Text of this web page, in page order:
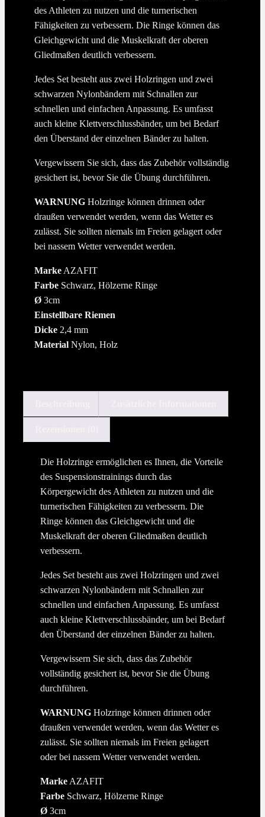
des Athleten zu nutzen und die turnerischen
Fähigkeiten zu verbessern. Die Ringe können das
Gleichgewicht und die Muskelkraft der oberen
Gliedmaßen deutlich verbessern.
Jedes Set besteht aus zwei Holzringen und zwei
schwarzen Nylonbändern mit Schnallen zur
schnellen und einfachen Anpassung. Es umfasst
auch kleine Klettverschlussbänder, um bei Bedarf
den Überstand der einzelnen Bänder zu halten.
Vergewissern Sie sich, dass das Zubehör vollständig
gesichert ist, bevor Sie die Übung durchführen.
WARNUNG Holzringe können drinnen oder
draußen verwendet werden, wenn das Wetter es
zulässt. Sie sollten niemals im Freien gelagert oder
bei nassem Wetter verwendet werden.
Marke AZAFIT
Farbe Schwarz, Hölzerne Ringe
Ø 3cm
Einstellbare Riemen
Dicke 2,4 mm
Material Nylon, Holz
Die Holzringe ermöglichen es Ihnen, die Vorteile
des Suspensionstrainings durch das
Körpergewicht des Athleten zu nutzen und die
turnerischen Fähigkeiten zu verbessern. Die
Ringe können das Gleichgewicht und die
Muskelkraft der oberen Gliedmaßen deutlich
verbessern.
Jedes Set besteht aus zwei Holzringen und zwei
schwarzen Nylonbändern mit Schnallen zur
schnellen und einfachen Anpassung. Es umfasst
auch kleine Klettverschlussbänder, um bei Bedarf
den Überstand der einzelnen Bänder zu halten.
Vergewissern Sie sich, dass das Zubehör
vollständig gesichert ist, bevor Sie die Übung
durchführen.
WARNUNG Holzringe können drinnen oder
draußen verwendet werden, wenn das Wetter es
zulässt. Sie sollten niemals im Freien gelagert
oder bei nassem Wetter verwendet werden.
Marke AZAFIT
Farbe Schwarz, Hölzerne Ringe
Ø 3cm